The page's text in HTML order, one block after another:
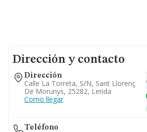
Dirección y contacto
Dirección
Calle La Torreta, S/n, Sant Llorenç
De Morunys, 25282, Lerida
Como llegar
Teléfono